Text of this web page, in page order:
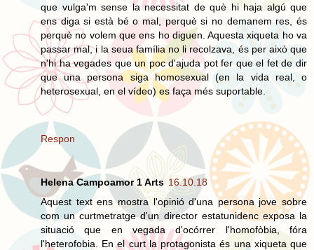
que vulga'm sense la necessitat de què hi haja algú que
ens diga si està bé o mal, perquè si no demanem res, és
perquè no volem que ens ho diguen. Aquesta xiqueta ho va
passar mal, i la seua família no li recolzava, és per això que
n'hi ha vegades que un poc d'ajuda pot fer que el fet de dir
que una persona siga homosexual (en la vida real, o
heterosexual, en el vídeo) es faça més suportable.
Respon
Helena Campoamor 1 Arts 16.10.18
Aquest text ens mostra l'opinió d'una persona jove sobre
com un curtmetratge d'un director estatunidenc exposa la
situació que en vegada d'ocórrer l'homofòbia, fóra
l'heterofobia. En el curt la protagonista és una xiqueta que